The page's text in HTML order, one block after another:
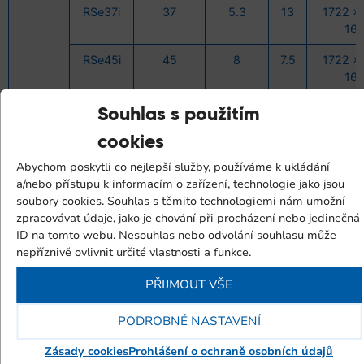
Souhlas s použitím
cookies
Abychom poskytli co nejlepší služby, používáme k ukládání
a/nebo přístupu k informacím o zařízení, technologie jako jsou
soubory cookies. Souhlas s těmito technologiemi nám umožní
zpracovávat údaje, jako je chování při procházení nebo jedinečná
ID na tomto webu. Nesouhlas nebo odvolání souhlasu může
nepříznivě ovlivnit určité vlastnosti a funkce.
PŘIJMOUT VŠE
PODROBNÉ NASTAVENÍ
Zásady cookiesProhlášení o ochraně osobních údajů
RSe37i 37 5.3 13
1722 x
RSe45i 45 8 7.5
1722 x
RSe45i 45 7
RSe30-
45ie
RSe30ie 30 6 7.5
1722 x
RSe30ie 30 5.17
RSe37ie 37 6.31 10
1722 x